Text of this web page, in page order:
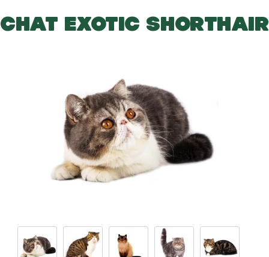
l
e
CHAT EXOTIC SHORTHAIR